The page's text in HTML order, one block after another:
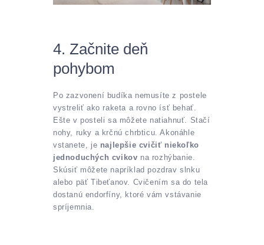
4. Začnite deň
pohybom
Po zazvonení budíka nemusíte z postele
vystreliť ako raketa a rovno ísť behať.
Ešte v posteli sa môžete natiahnuť. Stačí
nohy, ruky a krčnú chrbticu. Akonáhle
vstanete, je najlepšie cvičiť niekoľko
jednoduchých cvikov na rozhýbanie.
Skúsiť môžete napríklad pozdrav slnku
alebo päť Tibeťanov. Cvičením sa do tela
dostanú endorfíny, ktoré vám vstávanie
spríjemnia.